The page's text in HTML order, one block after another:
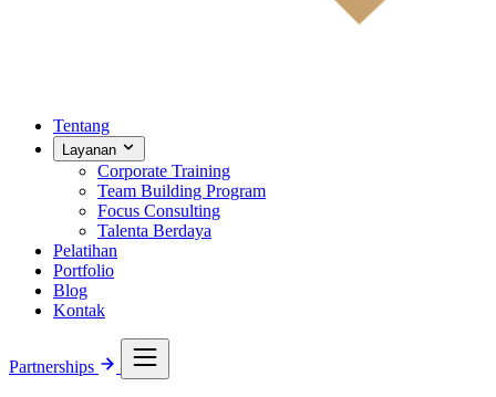
Tentang
Layanan
Corporate Training
Team Building Program
Focus Consulting
Talenta Berdaya
Pelatihan
Portfolio
Blog
Kontak
Partnerships